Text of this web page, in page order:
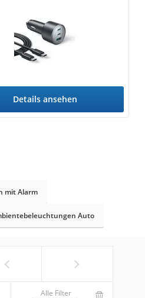
Details ansehen
mit Alarm
Auto
Alle Filter